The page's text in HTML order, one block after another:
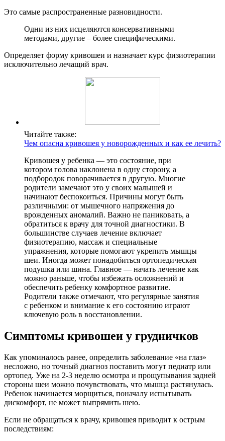
Это самые распространенные разновидности.
Одни из них исцеляются консервативными
методами, другие – более специфическими.
Определяет форму кривошеи и назначает курс физиотерапии
исключительно лечащий врач.
Читайте также:
Чем опасна кривошея у новорожденных и как ее лечить?
Кривошея у ребенка — это состояние, при
котором голова наклонена в одну сторону, а
подбородок поворачивается в другую. Многие
родители замечают это у своих малышей и
начинают беспокоиться. Причины могут быть
различными: от мышечного напряжения до
врожденных аномалий. Важно не паниковать, а
обратиться к врачу для точной диагностики. В
большинстве случаев лечение включает
физиотерапию, массаж и специальные
упражнения, которые помогают укрепить мышцы
шеи. Иногда может понадобиться ортопедическая
подушка или шина. Главное — начать лечение как
можно раньше, чтобы избежать осложнений и
обеспечить ребенку комфортное развитие.
Родители также отмечают, что регулярные занятия
с ребенком и внимание к его состоянию играют
ключевую роль в восстановлении.
Симптомы кривошеи у грудничков
Как упоминалось ранее, определить заболевание «на глаз»
несложно, но точный диагноз поставить могут педиатр или
ортопед. Уже на 2-3 неделю осмотра и прощупывания задней
стороны шеи можно почувствовать, что мышца растянулась.
Ребенок начинается морщиться, поначалу испытывать
дискомфорт, не может выпрямить шею.
Если не обращаться к врачу, кривошея приводит к острым
последствиям: